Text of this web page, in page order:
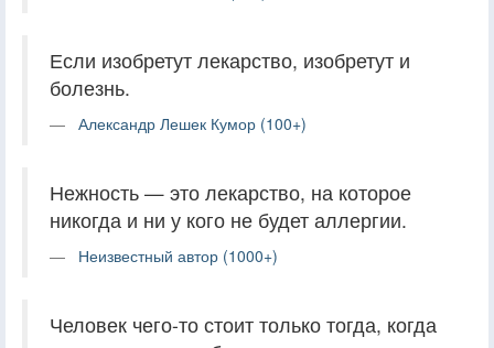
Если изобретут лекарство, изобретут и
болезнь.
Александр Лешек Кумор (100+)
Нежность — это лекарство, на которое
никогда и ни у кого не будет аллергии.
Неизвестный автор (1000+)
Человек чего-то стоит только тогда, когда